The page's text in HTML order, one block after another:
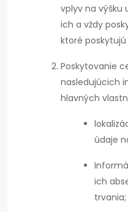
vplyv na výšku
ich a vždy
ktoré
Poskytovanie
nasledujúcich
hlavných
údaje
ich
trvania;